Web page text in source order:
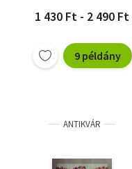
1 430 Ft - 2 490 Ft
9 példány
ANTIKVÁR